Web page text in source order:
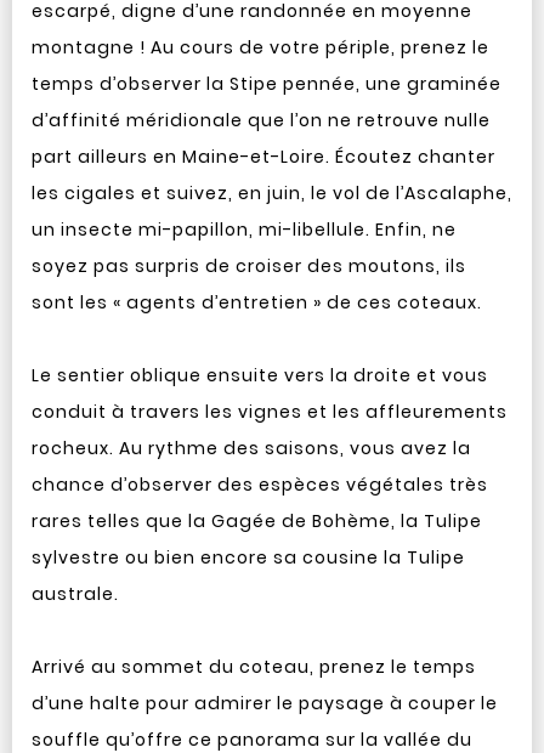
escarpé, digne d’une randonnée en moyenne
montagne ! Au cours de votre périple, prenez le
temps d’observer la Stipe pennée, une graminée
d’affinité méridionale que l’on ne retrouve nulle
part ailleurs en Maine-et-Loire. Écoutez chanter
les cigales et suivez, en juin, le vol de l’Ascalaphe,
un insecte mi-papillon, mi-libellule. Enfin, ne
soyez pas surpris de croiser des moutons, ils
sont les « agents d’entretien » de ces coteaux.
Le sentier oblique ensuite vers la droite et vous
conduit à travers les vignes et les affleurements
rocheux. Au rythme des saisons, vous avez la
chance d’observer des espèces végétales très
rares telles que la Gagée de Bohème, la Tulipe
sylvestre ou bien encore sa cousine la Tulipe
australe.
Arrivé au sommet du coteau, prenez le temps
d’une halte pour admirer le paysage à couper le
souffle qu’offre ce panorama sur la vallée du